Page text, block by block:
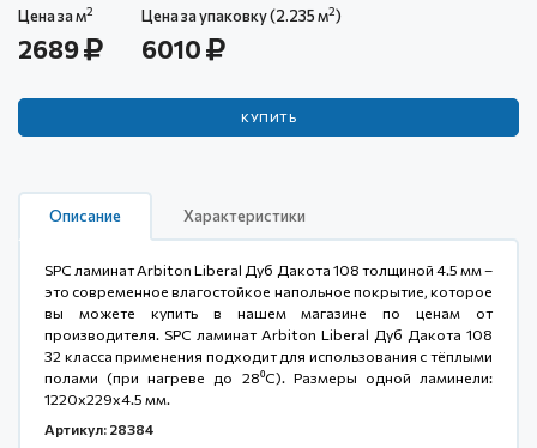
Цена за м2
2689
Цена за упаковку (2.235 м2)
6010
КУПИТЬ
Описание Характеристики
SPC ламинат Arbiton Liberal Дуб Дакота 108 толщиной 4.5 мм –
это современное влагостойкое напольное покрытие, которое
вы можете купить в нашем магазине по ценам от
производителя. SPC ламинат Arbiton Liberal Дуб Дакота 108
32 класса применения подходит для использования с тёплыми
полами (при нагреве до 28⁰С). Размеры одной ламинели:
1220x229x4.5 мм.
Артикул: 28384